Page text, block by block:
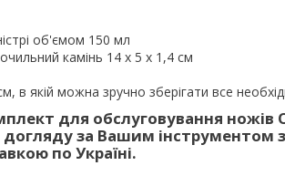
об'ємом 150 мл
камінь 14 x 5 x 1,4 см
в якій можна зручно зберігати все
для обслуговування ножів
за Вашим інструментом
по Україні.